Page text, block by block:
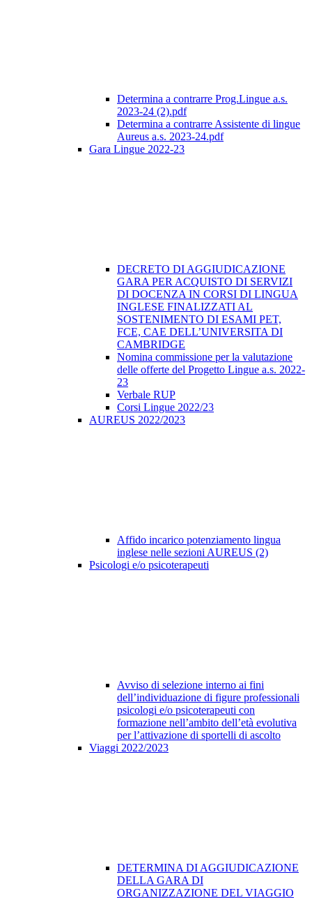
Determina a contrarre Prog.Lingue a.s.
2023-24 (2).pdf
Determina a contrarre Assistente di lingue
Aureus a.s. 2023-24.pdf
Gara Lingue 2022-23
DECRETO DI AGGIUDICAZIONE
GARA PER ACQUISTO DI SERVIZI
DI DOCENZA IN CORSI DI LINGUA
INGLESE FINALIZZATI AL
SOSTENIMENTO DI ESAMI PET,
FCE, CAE DELL’UNIVERSITA DI
CAMBRIDGE
Nomina commissione per la valutazione
delle offerte del Progetto Lingue a.s. 2022-
23
Verbale RUP
Corsi Lingue 2022/23
AUREUS 2022/2023
Affido incarico potenziamento lingua
inglese nelle sezioni AUREUS (2)
Psicologi e/o psicoterapeuti
Avviso di selezione interno ai fini
dell’individuazione di figure professionali
psicologi e/o psicoterapeuti con
formazione nell’ambito dell’età evolutiva
per l’attivazione di sportelli di ascolto
Viaggi 2022/2023
DETERMINA DI AGGIUDICAZIONE
DELLA GARA DI
ORGANIZZAZIONE DEL VIAGGIO